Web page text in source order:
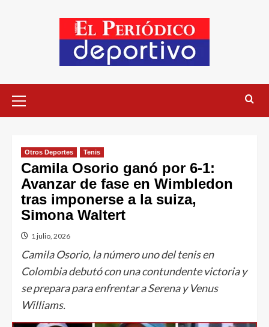
Otros Deportes Tenis
Camila Osorio ganó por 6-1:
Avanzar de fase en Wimbledon
tras imponerse a la suiza,
Simona Waltert
1 julio, 2026
Camila Osorio, la número uno del tenis en
Colombia debutó con una contundente victoria y
se prepara para enfrentar a Serena y Venus
Williams.